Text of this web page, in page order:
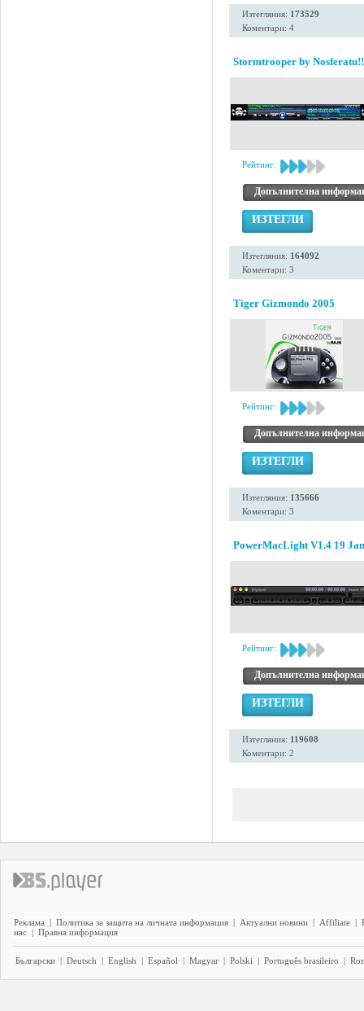
Изтегляния: 173529
Коментари: 4
Stormtrooper by Nosferatu!!
Рейтинг:
Допълнителна
ИЗТЕГЛИ
Изтегляния: 164092
Коментари: 3
Tiger Gizmondo 2005
Рейтинг:
Допълнителна
ИЗТЕГЛИ
Изтегляния: 135666
Коментари: 3
PowerMacLight V1.4 19
Рейтинг:
Допълнителна
ИЗТЕГЛИ
Изтегляния: 119608
Коментари: 2
Реклама | Политика за защита на личната информация | Актуални новини | Affiliate |
нас | Правна информация
Български | Deutsch | English | Español | Magyar | Polski | Português brasileiro |